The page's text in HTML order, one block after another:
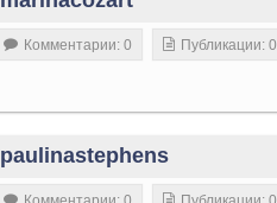
Комментарии: 0 Публикации: 0
paulinastephens